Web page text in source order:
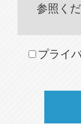
参照くだ
プライ